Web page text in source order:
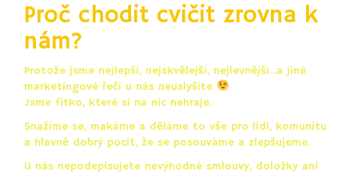
Proč chodit cvičit zrovna k
nám?
Protože jsme nejlepší, nejskvělejší, nejlevnější...a jiné
marketingové řeči u nás neuslyšíte
Jsme fitko, které si na nic nehraje.
Snažíme se, makáme a děláme to vše pro lidi, komunitu
a hlavně dobrý pocit, že se posouváme a zlepšujeme.
U nás nepodepisujete nevýhodné smlouvy, doložky ani